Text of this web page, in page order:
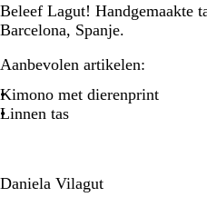
Beleef Lagut! Handgemaakte
Barcelona, Spanje.
Aanbevolen artikelen:
Kimono met dierenprint
Linnen tas
Daniela Vilagut